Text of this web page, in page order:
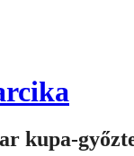
kupa-